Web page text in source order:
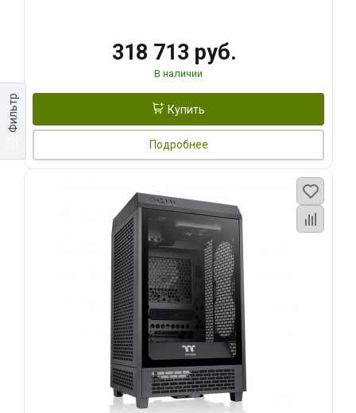
Фильтр
318 713 руб.
В наличии
Купить
Подробнее